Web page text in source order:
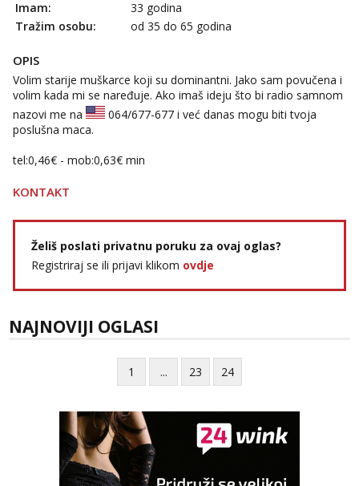
Imam:
33 godina
Tražim osobu:
od 35 do 65 godina
OPIS
Volim starije muškarce koji su dominantni. Jako sam povučena i
volim kada mi se naređuje. Ako imaš ideju što bi radio samnom
nazovi me na
064/677-677 i već danas mogu biti tvoja
poslušna maca.
tel:0,46€ - mob:0,63€ min
KONTAKT
Želiš poslati privatnu poruku za ovaj oglas?
Registriraj se ili prijavi klikom ovdje
NAJNOVIJI OGLASI
1 ... 23 24